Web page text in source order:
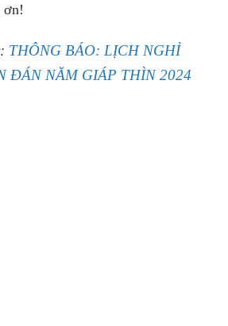
ơn!
THÔNG BÁO: LỊCH NGHỈ
ĐÁN NĂM GIÁP THÌN 2024